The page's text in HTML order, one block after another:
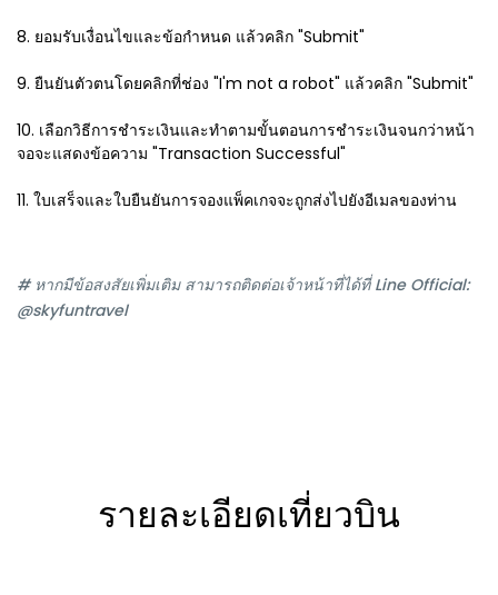
8. ยอมรับเงื่อนไขและข้อกำหนด แล้วคลิก "Submit"
9. ยืนยันตัวตนโดยคลิกที่ช่อง "I'm not a robot" แล้วคลิก "Submit"
10. เลือกวิธีการชำระเงินและทำตามขั้นตอนการชำระเงินจนกว่าหน้า
จอจะแสดงข้อความ "Transaction Successful"
11. ใบเสร็จและใบยืนยันการจองแพ็คเกจจะถูกส่งไปยังอีเมลของท่าน
# หากมีข้อสงสัยเพิ่มเติม สามารถติดต่อเจ้าหน้าที่ได้ที่ Line Official:
@skyfuntravel
รายละเอียดเที่ยวบิน